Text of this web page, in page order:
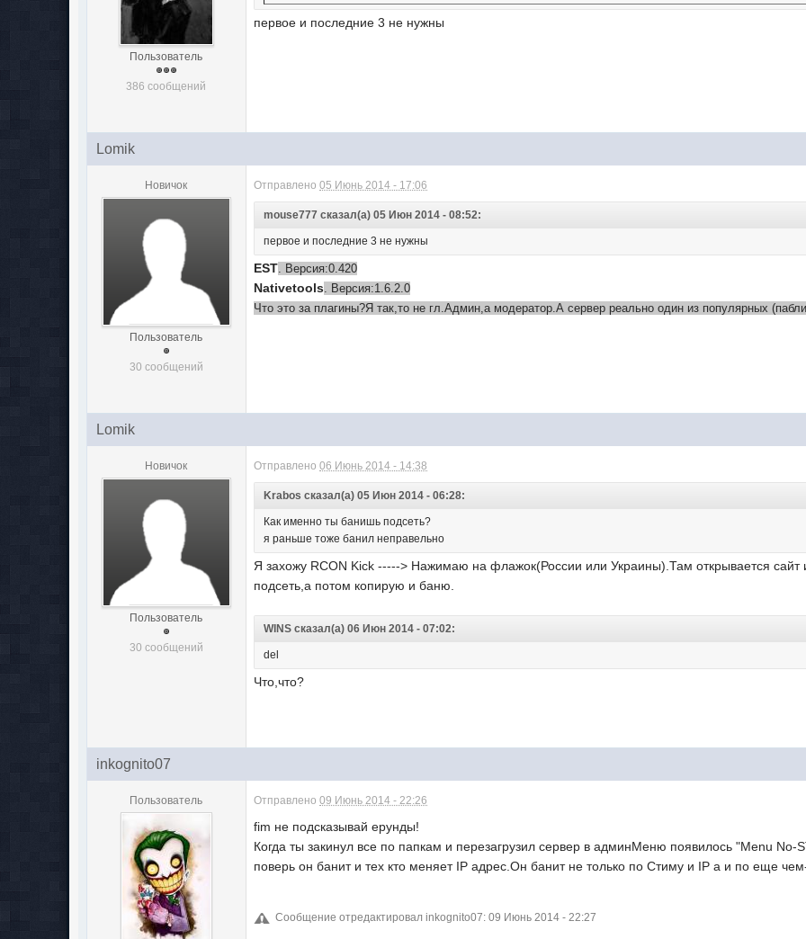
Пользователь
386 сообщений
первое и последние 3 не нужны
Lomik
Новичок
Пользователь
30 сообщений
Отправлено05 Июнь 2014 - 17:06
mouse777 сказал(а) 05 Июн 2014 - 08:52:
первое и последние 3 не нужны
EST . Версия:0.420
Nativetools . Версия:1.6.2.0
Что это за плагины?Я так,то не гл.Админ,а модератор.А сервер реально один из популярных
Lomik
Новичок
Пользователь
30 сообщений
Отправлено06 Июнь 2014 - 14:38
Krabos сказал(а) 05 Июн 2014 - 06:28:
Как именно ты банишь подсеть?
я раньше тоже банил неправельно
Я захожу RCON Kick -----> Нажимаю на флажок(России или Украины).Там открывается
подсеть,а потом копирую и баню.
WINS сказал(а) 06 Июн 2014 - 07:02:
del
Что,что?
inkognito07
Пользователь Отправлено09 Июнь 2014 - 22:26
fim не подсказывай ерунды!
Когда ты закинул все по папкам и перезагрузил сервер в админМеню появилось "Menu
поверь он банит и тех кто меняет IP адрес.Он банит не только по Стиму и IP а и по еще
Сообщение отредактировал inkognito07: 09 Июнь 2014 - 22:27